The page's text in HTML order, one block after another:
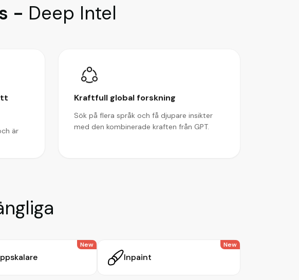
- Deep Intel
är
Kraftfull global forskning
Sök på flera språk och få djupare insikter
med den kombinerade kraften från GPT.
New
Inpaint
New